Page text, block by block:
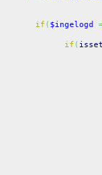
if ( $ingelogd
if (